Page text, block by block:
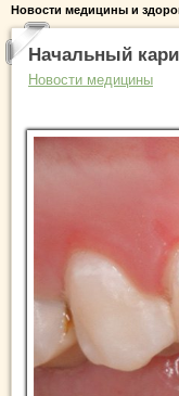
Новости медицины и
Начальный
Новости медицины